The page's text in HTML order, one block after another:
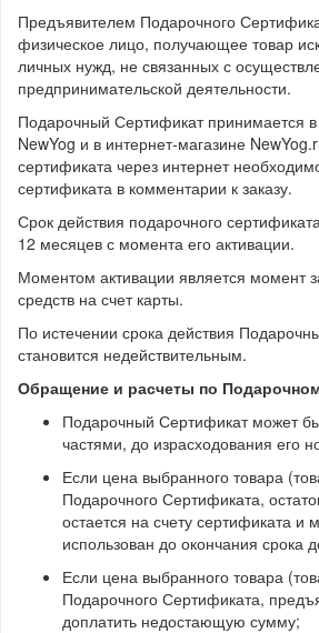
Предъявителем Подарочного
физическое лицо, получающее товар
личных нужд, не связанных с
предпринимательской деятельности.
Подарочный Сертификат принимается
NewYog и в интернет-магазине
сертификата через интернет
сертификата в комментарии к заказу.
Срок действия подарочного
12 месяцев с момента его активации.
Моментом активации является момент
средств на счет карты.
По истечении срока действия
становится недействительным.
Обращение и расчеты по
Подарочный Сертификат может
частями, до израсходования его
Если цена выбранного товара
Подарочного Сертификата,
остается на счету сертификата и
использован до окончания срока
Если цена выбранного товара
Подарочного Сертификата,
доплатить недостающую сумму;